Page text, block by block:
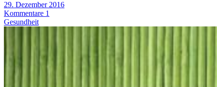
29. Dezember 2016
Kommentare 1
Gesundheit